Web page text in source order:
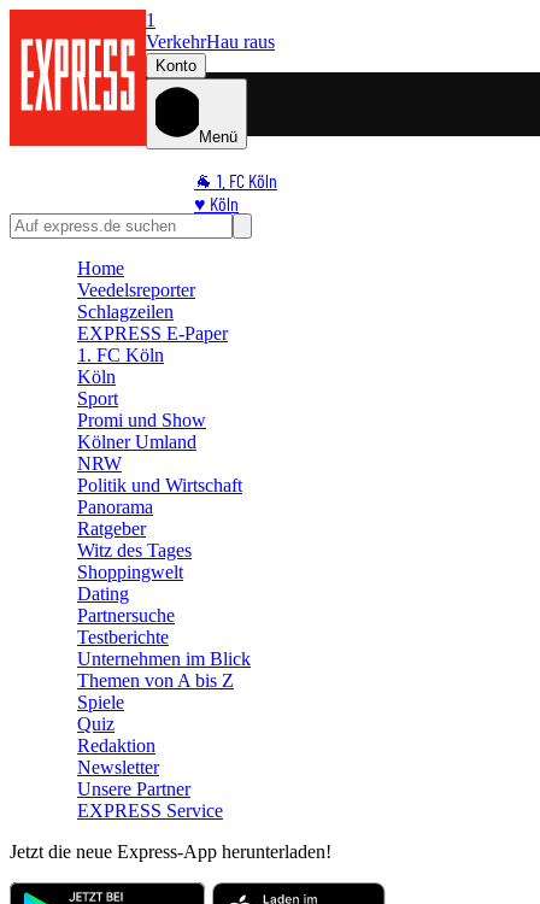
1
VerkehrHau raus
Konto
Menü
🐐 1. FC Köln
♥️ Köln
🛒 Shoppingwelt
Home
Veedelsreporter
Schlagzeilen
EXPRESS E-Paper
1. FC Köln
Köln
Sport
Promi und Show
Kölner Umland
NRW
Politik und Wirtschaft
Panorama
Ratgeber
Witz des Tages
Shoppingwelt
Dating
Partnersuche
Testberichte
Unternehmen im Blick
Themen von A bis Z
Spiele
Quiz
Redaktion
Newsletter
Unsere Partner
EXPRESS Service
Jetzt die neue Express-App herunterladen!